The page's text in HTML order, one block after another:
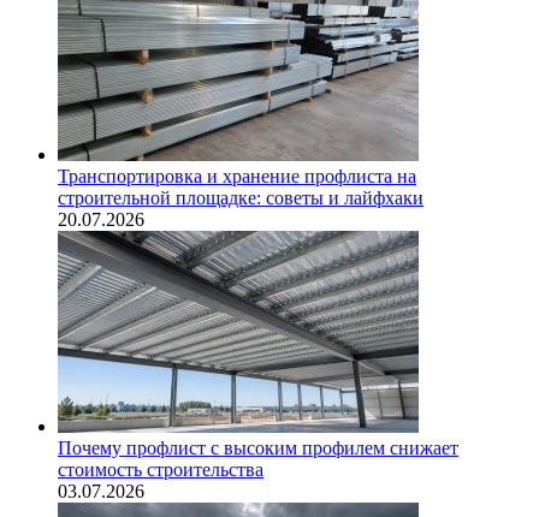
Транспортировка и хранение профлиста на
строительной площадке: советы и лайфхаки
20.07.2026
Почему профлист с высоким профилем снижает
стоимость строительства
03.07.2026